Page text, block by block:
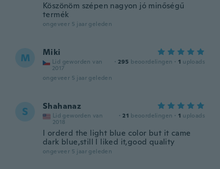
Köszönöm szépen nagyon jó minőségű
termék
ongeveer 5 jaar geleden
M Miki
Lid geworden van
2017
· 295 beoordelingen · 1 uploads
ongeveer 5 jaar geleden
S Shahanaz
Lid geworden van
2018
· 21 beoordelingen · 1 uploads
I orderd the light blue color but it came
dark blue,still I liked it,good quality
ongeveer 5 jaar geleden